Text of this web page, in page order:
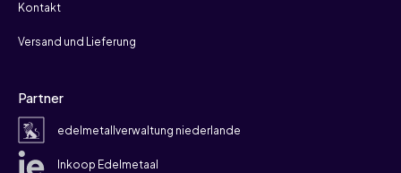
Kontakt
Versand und Lieferung
Partner
edelmetallverwaltung niederlande
Inkoop Edelmetaal